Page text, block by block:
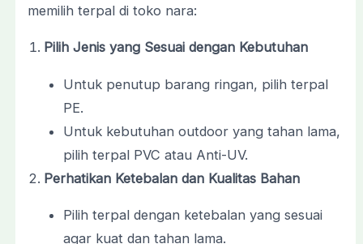
memilih terpal di toko nara:
Pilih Jenis yang Sesuai dengan Kebutuhan
Untuk penutup barang ringan, pilih terpal
PE.
Untuk kebutuhan outdoor yang tahan lama,
pilih terpal PVC atau Anti-UV.
Perhatikan Ketebalan dan Kualitas Bahan
Pilih terpal dengan ketebalan yang sesuai
agar kuat dan tahan lama.